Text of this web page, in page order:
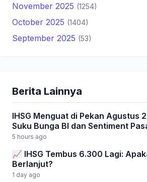
November 2025 (1254)
October 2025 (1404)
September 2025 (53)
Berita Lainnya
IHSG Menguat di Pekan Agustus
Suku Bunga BI dan Sentiment
5 hours ago
📈 IHSG Tembus 6.300 Lagi:
Berlanjut?
1 day ago